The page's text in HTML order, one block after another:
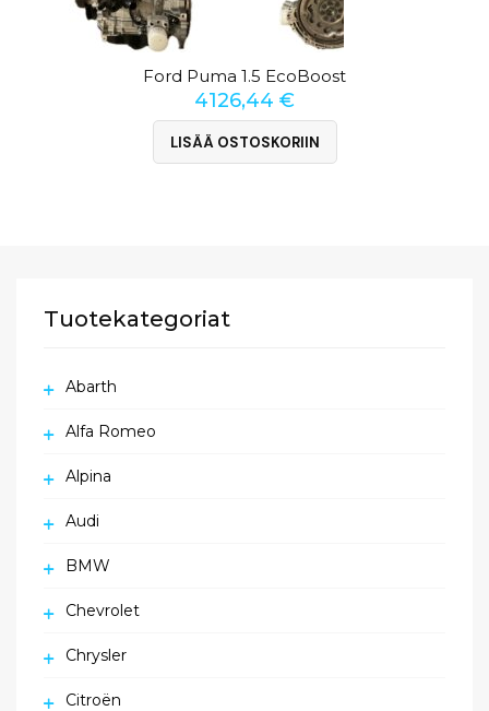
Ford Puma 1.5 EcoBoost
4126,44 €
LISÄÄ OSTOSKORIIN
Tuotekategoriat
Abarth
Alfa Romeo
Alpina
Audi
BMW
Chevrolet
Chrysler
Citroën